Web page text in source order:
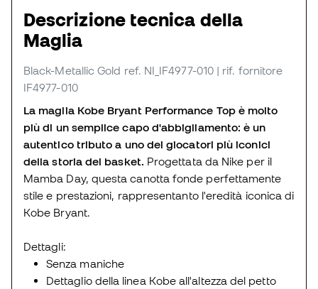
Descrizione tecnica della
Maglia
Black-Metallic Gold ref. NI_IF4977-010 | rif. fornitore
IF4977-010
La maglia Kobe Bryant Performance Top è molto
più di un semplice capo d'abbigliamento: è un
autentico tributo a uno dei giocatori più iconici
della storia del basket. Progettata da Nike per il
Mamba Day, questa canotta fonde perfettamente
stile e prestazioni, rappresentanto l'eredità iconica di
Kobe Bryant.
Dettagli:
Senza maniche
Dettaglio della linea Kobe all'altezza del petto